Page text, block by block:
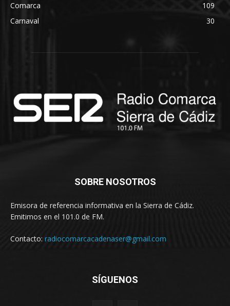
Comarca
109
Carnaval
30
SOBRE NOSOTROS
Emisora de referencia informativa en la Sierra de Cádiz.
Emitimos en el 101.0 de FM.
Contacto: radiocomarcacadenaser@gmail.com
SÍGUENOS